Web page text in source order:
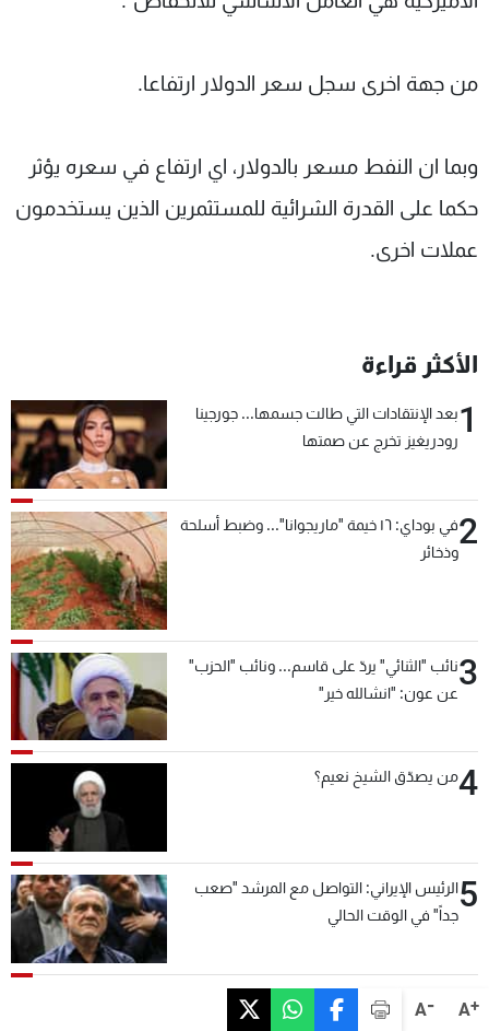
A+
A-
من جهة اخرى سجل سعر الدولار ارتفاعا.
وبما ان النفط مسعر بالدولار، اي ارتفاع في سعره يؤثر
حكما على القدرة الشرائية للمستثمرين الذين يستخدمون
عملات اخرى.
الأكثر قراءة
1بعد الإنتقادات التي طالت جسمها... جورجينا
رودريغيز تخرج عن صمتها
2
في بوداي: ١٦ خيمة "ماريجوانا"... وضبط أسلحة
وذخائر
3نائب "الثنائي" يردّ على قاسم... ونائب "الحزب"
عن عون: "انشالله خير"
4من يصدّق الشيخ نعيم؟
5الرئيس الإيراني: التواصل مع المرشد "صعب
جداً" في الوقت الحالي